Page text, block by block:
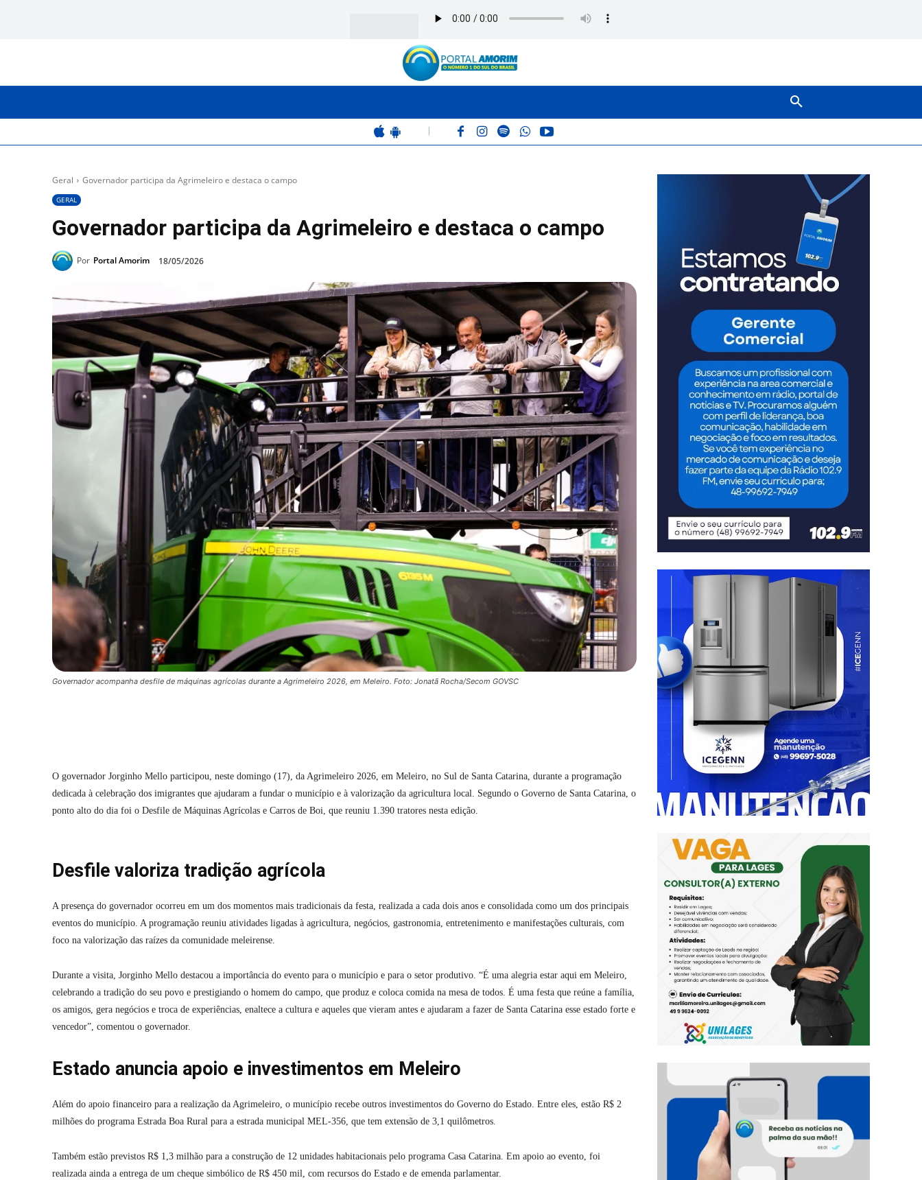
Geral Governador participa da Agrimeleiro e destaca o campo
GERAL
Governador participa da Agrimeleiro e destaca o campo
Por Portal Amorim 18/05/2026
Governador acompanha desfile de máquinas agrícolas durante a Agrimeleiro 2026, em Meleiro. Foto: Jonatã Rocha/Secom GOVSC
O governador Jorginho Mello participou, neste domingo (17), da Agrimeleiro 2026, em Meleiro, no Sul de Santa Catarina, durante a programação
dedicada à celebração dos imigrantes que ajudaram a fundar o município e à valorização da agricultura local. Segundo o Governo de Santa Catarina, o
ponto alto do dia foi o Desfile de Máquinas Agrícolas e Carros de Boi, que reuniu 1.390 tratores nesta edição.
Desfile valoriza tradição agrícola
A presença do governador ocorreu em um dos momentos mais tradicionais da festa, realizada a cada dois anos e consolidada como um dos principais
eventos do município. A programação reuniu atividades ligadas à agricultura, negócios, gastronomia, entretenimento e manifestações culturais, com
foco na valorização das raízes da comunidade meleirense.
Durante a visita, Jorginho Mello destacou a importância do evento para o município e para o setor produtivo. “É uma alegria estar aqui em Meleiro,
celebrando a tradição do seu povo e prestigiando o homem do campo, que produz e coloca comida na mesa de todos. É uma festa que reúne a família,
os amigos, gera negócios e troca de experiências, enaltece a cultura e aqueles que vieram antes e ajudaram a fazer de Santa Catarina esse estado forte e
vencedor”, comentou o governador.
Estado anuncia apoio e investimentos em Meleiro
Além do apoio financeiro para a realização da Agrimeleiro, o município recebe outros investimentos do Governo do Estado. Entre eles, estão R$ 2
milhões do programa Estrada Boa Rural para a estrada municipal MEL-356, que tem extensão de 3,1 quilômetros.
Também estão previstos R$ 1,3 milhão para a construção de 12 unidades habitacionais pelo programa Casa Catarina. Em apoio ao evento, foi
realizada ainda a entrega de um cheque simbólico de R$ 450 mil, com recursos do Estado e de emenda parlamentar.